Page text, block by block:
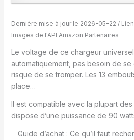
Dernière mise à jour le 2026-05-22 /
Images de l'API Amazon Partenaires
Le voltage de ce chargeur universel
automatiquement, pas besoin de
risque de se tromper. Les 13
place…
Il est compatible avec la plupart
dispose d’une puissance de 90
Guide d’achat : Ce qu’il faut